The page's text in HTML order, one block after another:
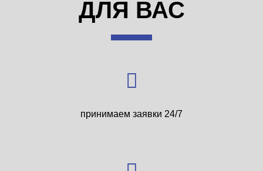
ДЛЯ ВАС
принимаем заявки 24/7